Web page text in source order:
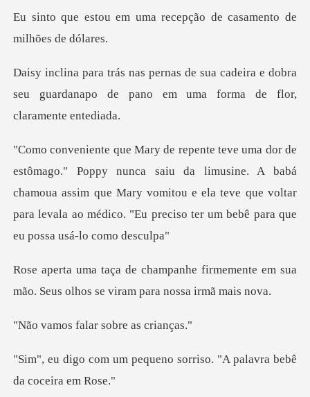
ma recepção de casament
cadeira e dobra
seu guardanapo de pano e
u da limusine. A babá
chamoua assim que Mary vomitou e ela teve que voltar
para
firmemente em sua
mão. Seus olhos
alar sobre a
ueno sorriso. "A palavra